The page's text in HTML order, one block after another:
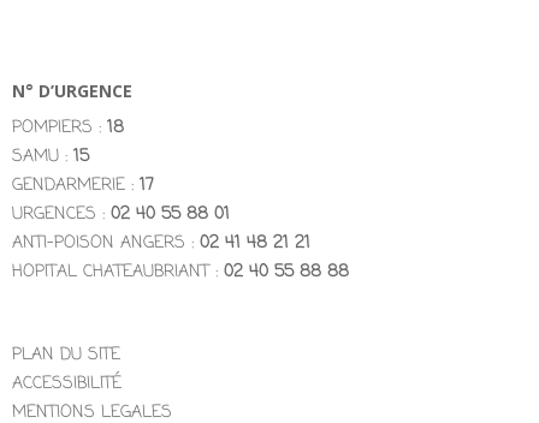
N° D’URGENCE
POMPIERS : 18
SAMU : 15
GENDARMERIE : 17
URGENCES : 02 40 55 88 01
ANTI-POISON ANGERS : 02 41 48 21 21
HOPITAL CHATEAUBRIANT : 02 40 55 88 88
PLAN DU SITE
ACCESSIBILITÉ
MENTIONS LEGALES